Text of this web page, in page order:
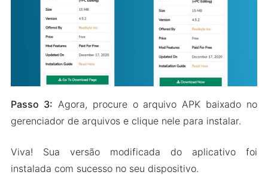
Passo 3: Agora, procure o arquivo APK baixado no
gerenciador de arquivos e clique nele para instalar.
Viva! Sua versão modificada do aplicativo foi
instalada com sucesso no seu dispositivo.